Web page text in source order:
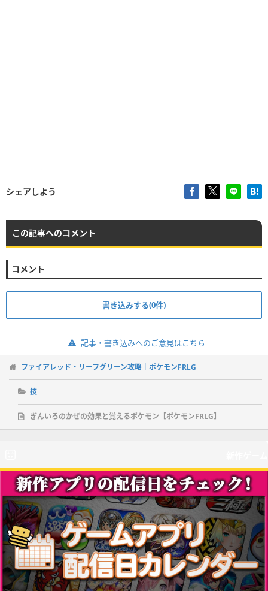
シェアしよう
この記事へのコメント
コメント
書き込みする(0件)
記事・書き込みへのご意見はこちら
ファイアレッド・リーフグリーン攻略｜ポケモンFRLG
技
ぎんいろのかぜの効果と覚えるポケモン【ポケモンFRLG】